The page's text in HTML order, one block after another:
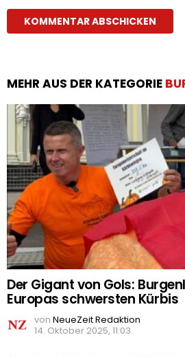
MEHR AUS DER KATEGORIE
Der Gigant von Gols:
Europas schwersten Kürbis
von NeueZeit Redaktion
14. Oktober 2025, 11:03